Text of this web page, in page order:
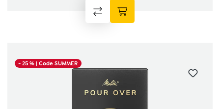
- 25 %| Code SUMMER